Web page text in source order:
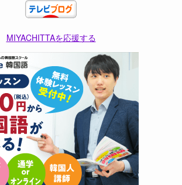
MIYACHITTAを応援する